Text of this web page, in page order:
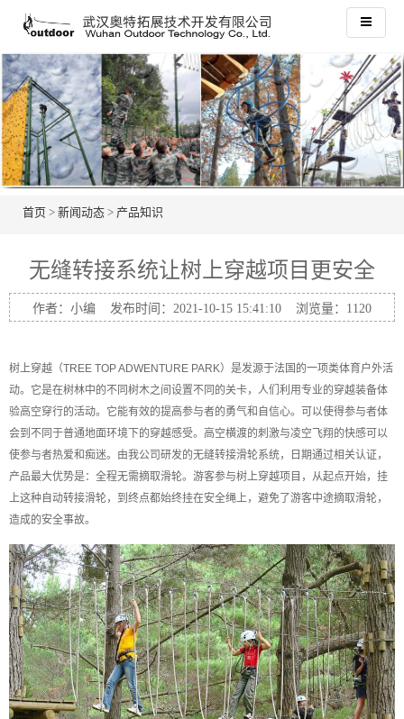
首页 > 新闻动态 > 产品知识
无缝转接系统让树上穿越项目更安全
作者：小编 发布时间：2021-10-15 15:41:10 浏览量： 1120
树上穿越（TREE TOP ADWENTURE PARK）是发源于法国的一项类体育户外活
动。它是在树林中的不同树木之间设置不同的关卡，人们利用专业的穿越装备体
验高空穿行的活动。它能有效的提高参与者的勇气和自信心。可以使得参与者体
会到不同于普通地面环境下的穿越感受。高空横渡的刺激与凌空飞翔的快感可以
使参与者热爱和痴迷。由我公司研发的无缝转接滑轮系统，日期通过相关认证，
产品最大优势是：全程无需摘取滑轮。游客参与树上穿越项目，从起点开始，挂
上这种自动转接滑轮，到终点都始终挂在安全绳上，避免了游客中途摘取滑轮，
造成的安全事故。